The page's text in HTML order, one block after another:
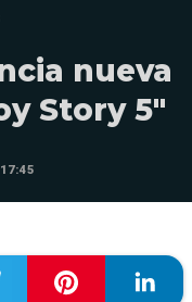
nueva
Story 5″